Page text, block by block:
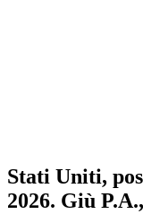
Stati Uniti,
2026. Giù